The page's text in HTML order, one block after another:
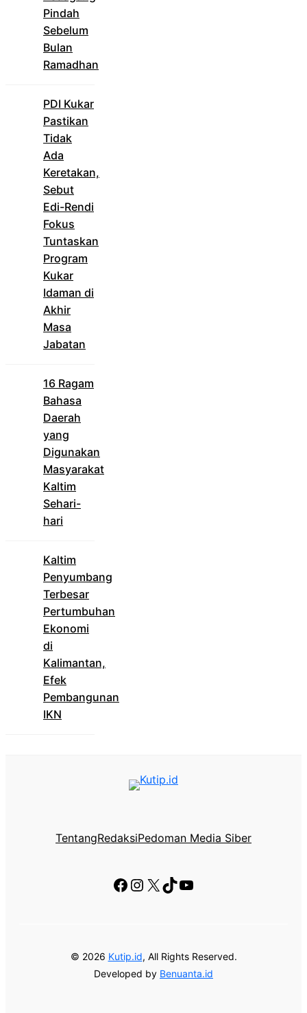
Pindah
Sebelum
Bulan
Ramadhan
PDI Kukar
Pastikan
Tidak
Ada
Keretakan,
Sebut
Edi-Rendi
Fokus
Tuntaskan
Program
Kukar
Idaman di
Akhir
Masa
Jabatan
16 Ragam
Bahasa
Daerah
yang
Digunakan
Masyarakat
Kaltim
Sehari-
hari
Kaltim
Penyumbang
Terbesar
Pertumbuhan
Ekonomi
di
Kalimantan,
Efek
Pembangunan
IKN
TentangRedaksiPedoman Media Siber
Facebook
Instagram
X TikTok
YouTube
© 2026 Kutip.id, All Rights Reserved.
Developed by Benuanta.id